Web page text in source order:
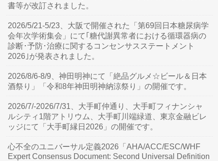
書等が改訂されました。
2026/5/21-5/23、大阪で開催された「第69回日本糖尿病学
会年次学術集会」にて｢糖代謝異常者における循環器病の
診断･予防･治療に関するコンセンサスステートメント
2026｣が発表されました。
2026/8/6-8/9、神田明神にて「絶品グルメ☆ビール＆日本
酒祭り」「令和8年神田明神納涼祭り」の開催です。
2026/7/-2026/7/31、大手町仲通り、大手町フィナンシャ
ルシティ1階アトリウム、大手町川端緑道、東京金融ビレ
ッジにて「大手町縁日2026」の開催です。
心不全のユニバーサル定義2026「AHA/ACC/ESC/WHF
Expert Consensus Document: Second Universal Definition